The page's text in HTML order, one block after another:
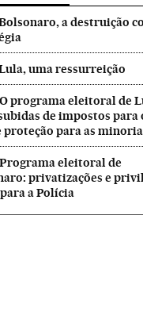
a destruição
uma ressurreição
O programa eleitoral de
de impostos para
proteção para as
Programa eleitoral de
privatizações e
a Polícia